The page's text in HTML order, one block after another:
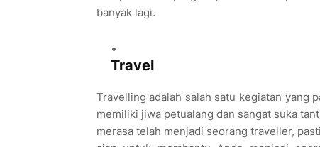
banyak lagi.
Travel
Travelling adalah salah satu kegiatan yang
memiliki jiwa petualang dan sangat suka
merasa telah menjadi seorang traveller,